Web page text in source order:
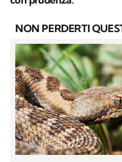
NON PERDERTI